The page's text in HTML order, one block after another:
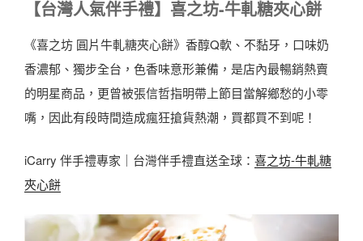
【台灣人氣伴手禮】喜之坊-牛軋糖夾心餅
《喜之坊 圓片牛軋糖夾心餅》香醇Q軟、不黏牙，口味奶
香濃郁、獨步全台，色香味意形兼備，是店內最暢銷熱賣
的明星商品，更曾被張信哲指明帶上節目當解鄉愁的小零
嘴，因此有段時間造成瘋狂搶貨熱潮，買都買不到呢！
iCarry 伴手禮專家｜台灣伴手禮直送全球： 喜之坊-牛軋糖
夾心餅